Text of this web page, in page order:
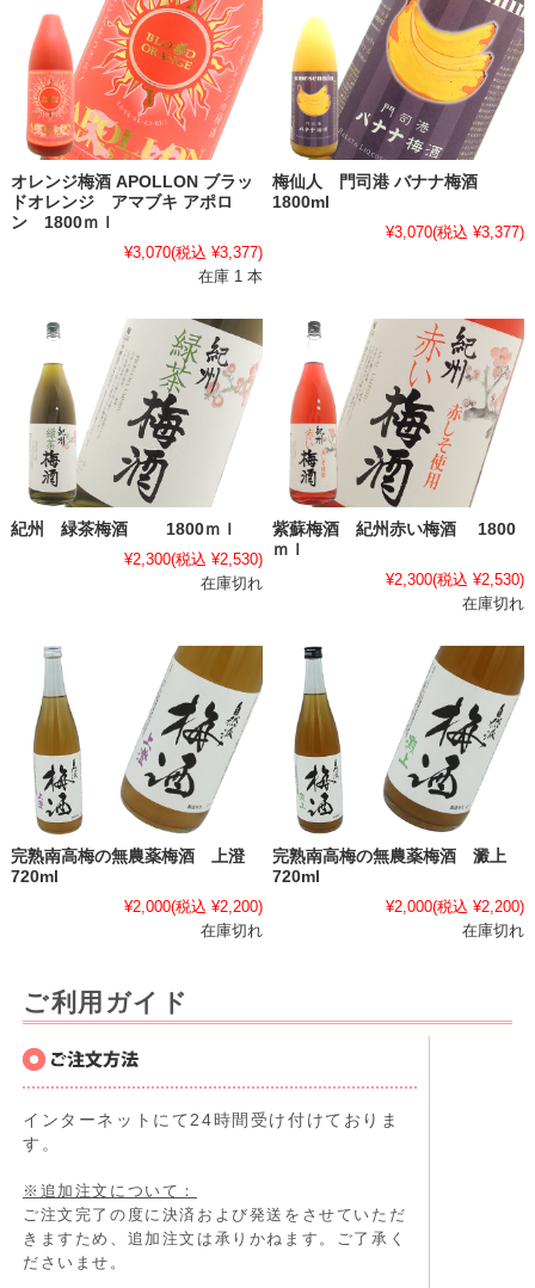
オレンジ梅酒 APOLLON ブラッ
ドオレンジ アマブキ アポロ
ン 1800ｍｌ
¥3,070(税込 ¥3,377)
在庫 1 本
梅仙人 門司港 バナナ梅酒
1800ml
¥3,070(税込 ¥3,377)
紀州 緑茶梅酒 1800ｍｌ
¥2,300(税込 ¥2,530)
在庫切れ
紫蘇梅酒 紀州赤い梅酒 1800
ｍｌ
¥2,300(税込 ¥2,530)
在庫切れ
完熟南高梅の無農薬梅酒 上澄
720ml
¥2,000(税込 ¥2,200)
在庫切れ
完熟南高梅の無農薬梅酒 澱上
720ml
¥2,000(税込 ¥2,200)
在庫切れ
ご利用ガイド
インターネットにて24時間受け付けておりま
す。
※追加注文について：
ご注文完了の度に決済および発送をさせていただ
きますため、追加注文は承りかねます。ご了承く
ださいませ。